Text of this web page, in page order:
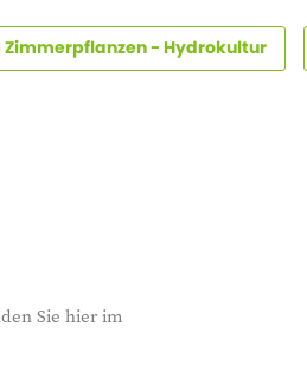
Zimmerpflanzen - Hydrokultur
Sie hier im